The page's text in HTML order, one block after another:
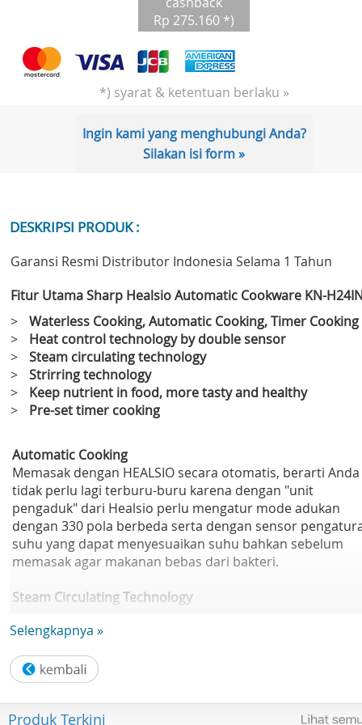
Rp 275.160 *)
*) syarat & ketentuan berlaku »
Ingin kami yang menghubungi Anda?
Silakan isi form »
DESKRIPSI PRODUK :
Garansi Resmi Distributor Indonesia Selama 1 Tahun
Fitur Utama Sharp Healsio Automatic Cookware KN-
>
Waterless Cooking, Automatic Cooking, Timer Cooking
>
Heat control technology by double sensor
>
Steam circulating technology
>
Strirring technology
>
Keep nutrient in food, more tasty and healthy
>
Pre-set timer cooking
Automatic Cooking
Memasak dengan HEALSIO secara otomatis, berarti Anda
tidak perlu lagi terburu-buru karena dengan "unit
pengaduk" dari Healsio perlu mengatur mode adukan
dengan 330 pola berbeda serta dengan sensor
suhu yang dapat menyesuaikan suhu bahkan sebelum
memasak agar makanan bebas dari bakteri.
Steam Circulating Technology
dan menggunakan kelembaban alami, sehingga Anda
makanan yang digunakan.
Heating Control Technology by Double Sensor
Selengkapnya »
Produk Terkini